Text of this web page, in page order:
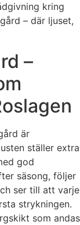
kring
– där ljuset,
–
är
ställer extra
god
säsong, följer
ser till att varje
strykningen.
som andas